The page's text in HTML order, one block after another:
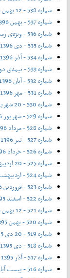
شماره 538 - 12 بهمن 1396
شماره 537 - بهمن 1396
شماره 536 - ویژه‌ی زمستان 1396
شماره 535 - دی 1396
شماره 534 - آذر 1396
شماره 533 - نیمه‌ی دوم آبان 1396
شماره 532 - آبان 1396
شماره 531 - مهر 1396
شماره 530 - 20 شهریور 1396
شماره 529 - شهریور 1396
شماره 528 - مرداد 1396
شماره 527 - تیر 1396
شماره 526 - خرداد 1396
شماره 525 - 20 اردیبهشت 1396
شماره 524 - اردیبهشت 1396
شماره 523 - فروردین 1396
شماره 522 - اسفند 1395
شماره 521 - 12 بهمن 1395
شماره 520 - بهمن 1395
شماره 519 - 20 دی 1395
شماره 518 - دی 1395
شماره 517 - آذر 1395
شماره 516 - بیست آبان 1395